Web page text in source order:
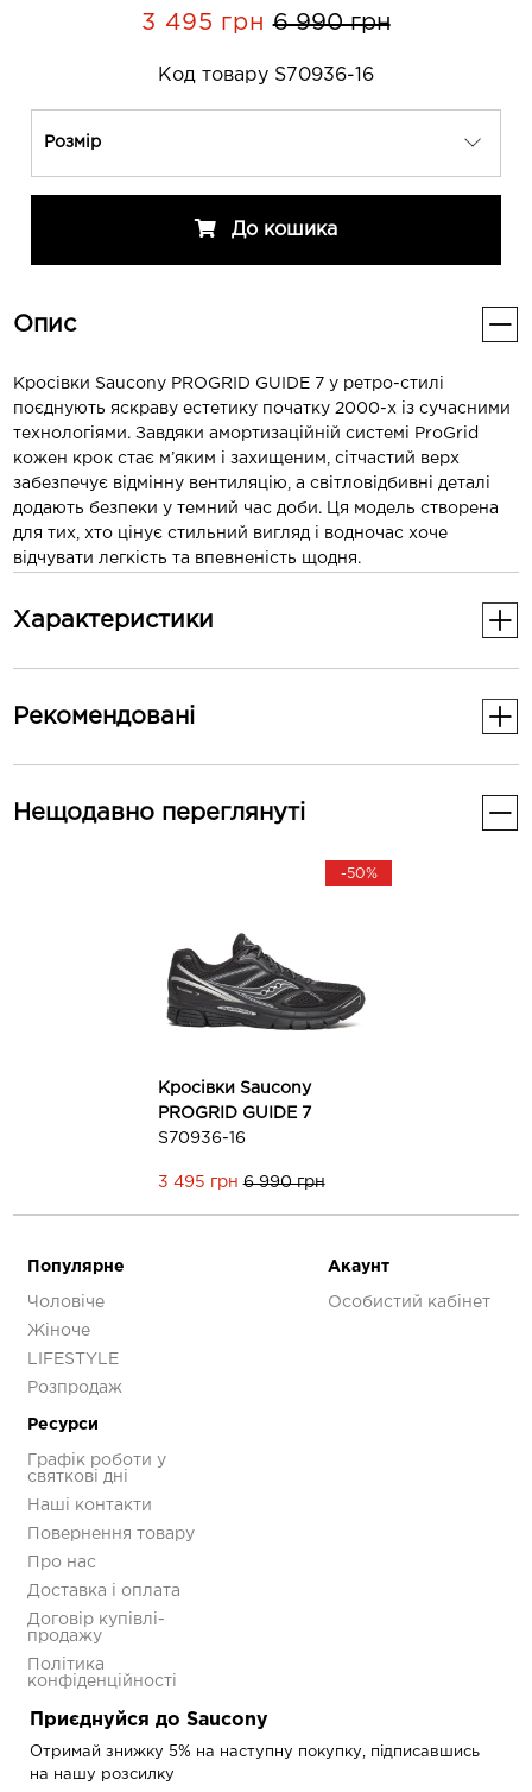
3 495 грн 6 990 грн
Код товару S70936-16
Розмір
До кошика
Опис
Кросівки Saucony PROGRID GUIDE 7 у ретро-стилі
поєднують яскраву естетику початку 2000-х із сучасними
технологіями. Завдяки амортизаційній системі ProGrid
кожен крок стає м’яким і захищеним, сітчастий верх
забезпечує відмінну вентиляцію, а світловідбивні деталі
додають безпеки у темний час доби. Ця модель створена
для тих, хто цінує стильний вигляд і водночас хоче
відчувати легкість та впевненість щодня.
Характеристики
Додаткові
Рекомендованi
Кросівки Saucony
PROGRID OMNI 9
7 990 грн
Нещодавно переглянуті
-50%
Кросівки Saucony
PROGRID GUIDE 7
S70936-16
3 495 грн 6 990 грн
Популярне
Чоловіче
Жіноче
LIFESTYLE
Розпродаж
Акаунт
Особистий кабінет
Ресурси
Графік роботи у
святкові дні
Наші контакти
Повернення товару
Про нас
Доставка і оплата
Договір купівлі-
продажу
Політика
конфіденційності
Приєднуйся до Saucony
Отримай знижку 5% на наступну покупку, підписавшись
на нашу розсилку